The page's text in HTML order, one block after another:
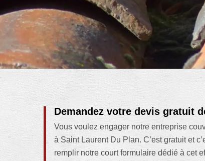
Demandez votre devis gratuit
Vous voulez engager notre entreprise
à Saint Laurent Du Plan. C’est gratuit et
remplir notre court formulaire dédié à cet